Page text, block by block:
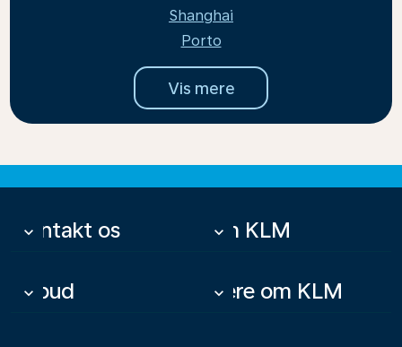
Shanghai
Porto
Vis mere
Kontakt os
keyboard_arrow_down Om KLM
keyboard_arrow_down
Tilbud
keyboard_arrow_down Mere om KLM
keyboard_arrow_down